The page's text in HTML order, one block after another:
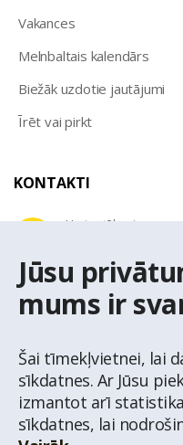
Jūsu
mums ir
Šai tīmekļvietnei, lai
sīkdatnes. Ar Jūsu
izmantot arī
sīkdatnes, lai
Vakances
Melnbaltais kalendārs
Biežāk uzdotie jautājumi
Īrēt vai pirkt
KONTAKTI
Uzziņu tālrunis
E-pasta adrese
latio@latio.lv